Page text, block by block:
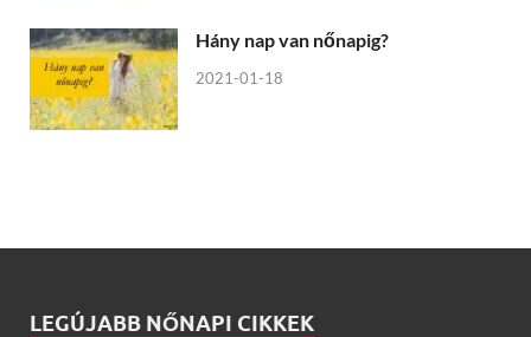
Hány nap van nőnapig?
2021-01-18
LEGÚJABB NŐNAPI CIKKEK